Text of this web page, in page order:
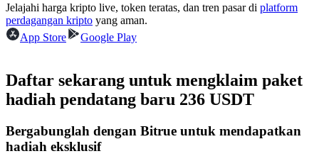
Analisis data besar termasuk info perdagangan, dll.
Jelajahi harga kripto live, token teratas, dan tren pasar di platform
perdagangan kripto yang aman.
App Store
Google Play
Daftar sekarang untuk mengklaim paket
hadiah pendatang baru 236 USDT
Bergabunglah dengan Bitrue untuk mendapatkan
hadiah eksklusif